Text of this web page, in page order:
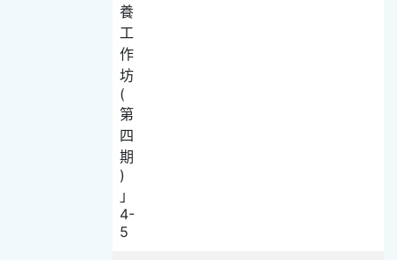
養
工
作
坊
(
第
四
期
)
」
4-
5